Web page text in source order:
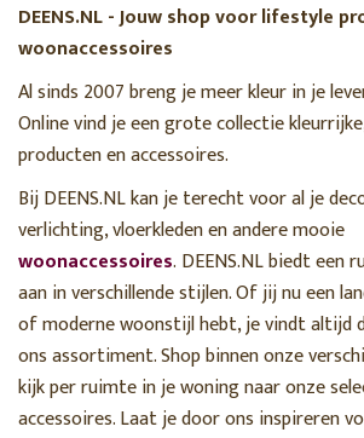
DEENS.NL - Jouw shop voor lifestyle
woonaccessoires
Al sinds 2007 breng je meer kleur in je
Online vind je een grote collectie
producten en accessoires.
Bij DEENS.NL kan je terecht voor al je
verlichting, vloerkleden en andere mooie
woonaccessoires. DEENS.NL biedt een
aan in verschillende stijlen. Of jij nu een
of moderne woonstijl hebt, je vindt altijd
ons assortiment. Shop binnen onze
kijk per ruimte in je woning naar onze
accessoires. Laat je door ons inspireren